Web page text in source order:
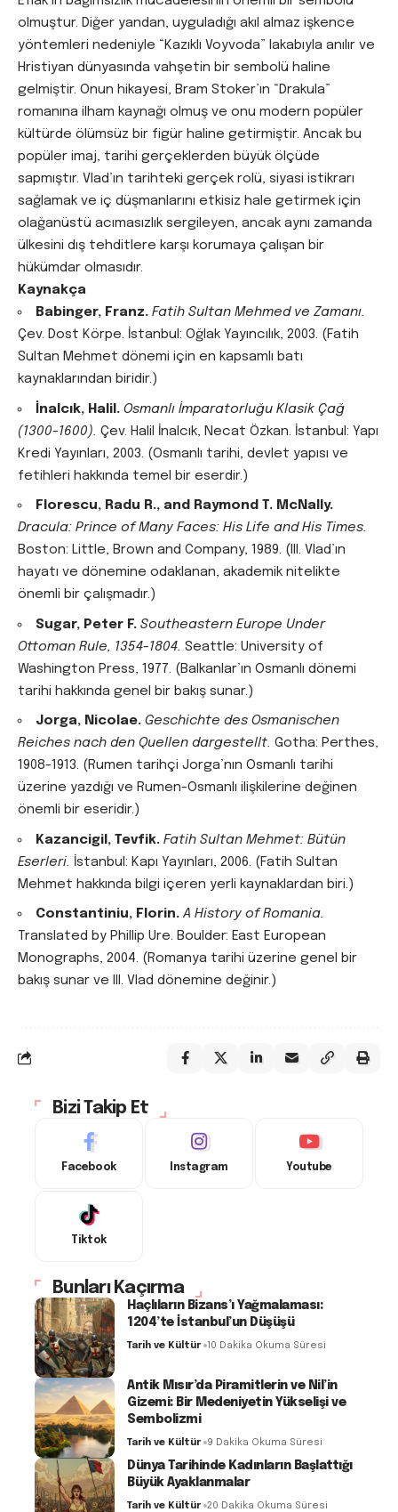
olmuştur. Diğer yandan, uyguladığı akıl almaz işkence
yöntemleri nedeniyle “Kazıklı Voyvoda” lakabıyla anılır ve
Hristiyan dünyasında vahşetin bir sembolü haline
gelmiştir. Onun hikayesi, Bram Stoker’ın “Drakula”
romanına ilham kaynağı olmuş ve onu modern popüler
kültürde ölümsüz bir figür haline getirmiştir. Ancak bu
popüler imaj, tarihi gerçeklerden büyük ölçüde
sapmıştır. Vlad’ın tarihteki gerçek rolü, siyasi istikrarı
sağlamak ve iç düşmanlarını etkisiz hale getirmek için
olağanüstü acımasızlık sergileyen, ancak aynı zamanda
ülkesini dış tehditlere karşı korumaya çalışan bir
hükümdar olmasıdır.
Kaynakça
Babinger, Franz. Fatih Sultan Mehmed ve Zamanı.
Çev. Dost Körpe. İstanbul: Oğlak Yayıncılık, 2003. (Fatih
Sultan Mehmet dönemi için en kapsamlı batı
kaynaklarından biridir.)
İnalcık, Halil. Osmanlı İmparatorluğu Klasik Çağ
(1300-1600). Çev. Halil İnalcık, Necat Özkan. İstanbul: Yapı
Kredi Yayınları, 2003. (Osmanlı tarihi, devlet yapısı ve
fetihleri hakkında temel bir eserdir.)
Florescu, Radu R., and Raymond T. McNally.
Dracula: Prince of Many Faces: His Life and His Times.
Boston: Little, Brown and Company, 1989. (III. Vlad’ın
hayatı ve dönemine odaklanan, akademik nitelikte
önemli bir çalışmadır.)
Sugar, Peter F. Southeastern Europe Under
Ottoman Rule, 1354-1804. Seattle: University of
Washington Press, 1977. (Balkanlar’ın Osmanlı dönemi
tarihi hakkında genel bir bakış sunar.)
Jorga, Nicolae. Geschichte des Osmanischen
Reiches nach den Quellen dargestellt. Gotha: Perthes,
1908-1913. (Rumen tarihçi Jorga’nın Osmanlı tarihi
üzerine yazdığı ve Rumen-Osmanlı ilişkilerine değinen
önemli bir eseridir.)
Kazancigil, Tevfik. Fatih Sultan Mehmet: Bütün
Eserleri. İstanbul: Kapı Yayınları, 2006. (Fatih Sultan
Mehmet hakkında bilgi içeren yerli kaynaklardan biri.)
Constantiniu, Florin. A History of Romania.
Translated by Phillip Ure. Boulder: East European
Monographs, 2004. (Romanya tarihi üzerine genel bir
bakış sunar ve III. Vlad dönemine değinir.)
Bizi Takip Et
Facebook Instagram Youtube
Tiktok
Bunları Kaçırma
Haçlıların Bizans’ı Yağmalaması:
1204’te İstanbul’un Düşüşü
Tarih ve Kültür 10 Dakika Okuma Süresi
Antik Mısır’da Piramitlerin ve Nil’in
Gizemi: Bir Medeniyetin Yükselişi ve
Sembolizmi
Tarih ve Kültür 9 Dakika Okuma Süresi
Dünya Tarihinde Kadınların Başlattığı
Büyük Ayaklanmalar
Tarih ve Kültür 20 Dakika Okuma Süresi